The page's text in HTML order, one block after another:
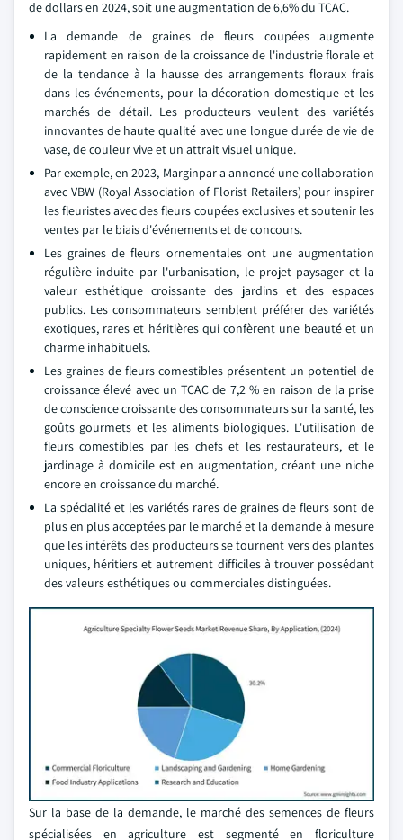
de dollars en 2024, soit une augmentation de 6,6% du TCAC.
La demande de graines de fleurs coupées augmente
rapidement en raison de la croissance de l'industrie florale et
de la tendance à la hausse des arrangements floraux frais
dans les événements, pour la décoration domestique et les
marchés de détail. Les producteurs veulent des variétés
innovantes de haute qualité avec une longue durée de vie de
vase, de couleur vive et un attrait visuel unique.
Par exemple, en 2023, Marginpar a annoncé une collaboration
avec VBW (Royal Association of Florist Retailers) pour inspirer
les fleuristes avec des fleurs coupées exclusives et soutenir les
ventes par le biais d'événements et de concours.
Les graines de fleurs ornementales ont une augmentation
régulière induite par l'urbanisation, le projet paysager et la
valeur esthétique croissante des jardins et des espaces
publics. Les consommateurs semblent préférer des variétés
exotiques, rares et héritières qui confèrent une beauté et un
charme inhabituels.
Les graines de fleurs comestibles présentent un potentiel de
croissance élevé avec un TCAC de 7,2 % en raison de la prise
de conscience croissante des consommateurs sur la santé, les
goûts gourmets et les aliments biologiques. L'utilisation de
fleurs comestibles par les chefs et les restaurateurs, et le
jardinage à domicile est en augmentation, créant une niche
encore en croissance du marché.
La spécialité et les variétés rares de graines de fleurs sont de
plus en plus acceptées par le marché et la demande à mesure
que les intérêts des producteurs se tournent vers des plantes
uniques, héritiers et autrement difficiles à trouver possédant
des valeurs esthétiques ou commerciales distinguées.
Sur la base de la demande, le marché des semences de fleurs
spécialisées en agriculture est segmenté en floriculture